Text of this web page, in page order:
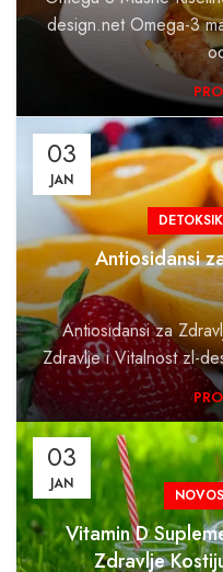
design.net Omega-3
03
JAN
Antiosidansi
Antiosidansi za
Zdravlje i Vitalnost zl-
03
JAN
Vitamin D
Zdravlje